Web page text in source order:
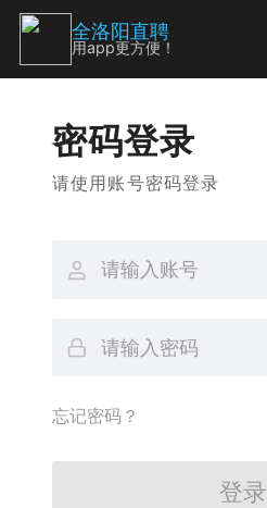
密码登录
请使用账号密码登录
忘记密码？
登录
全洛阳直聘
用app更方便！